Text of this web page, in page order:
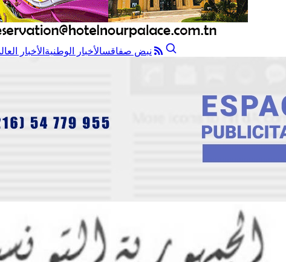
نبض صفاقسالأخبار الوطنية الأخبار